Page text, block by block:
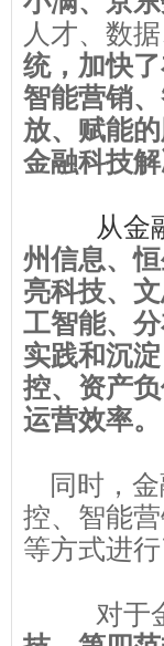
人才、数
统，加快
智能营销
放、赋能
金融科技解
从金
州信息、
亮科技、
工智能、
实践和沉
控、资产
运营效率。
同时，
控、智能
等方式进
对于